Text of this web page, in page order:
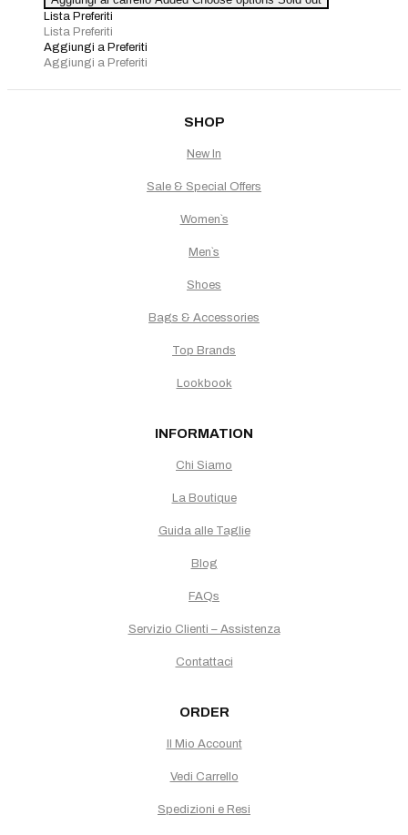
€278,00.€222,40.
Joseph
Ribkoff
quantità
Lista Preferiti
Lista Preferiti
Aggiungi a Preferiti
Aggiungi a Preferiti
SHOP
New In
Sale & Special Offers
Women`s
Men`s
Shoes
Bags & Accessories
Top Brands
Lookbook
INFORMATION
Chi Siamo
La Boutique
Guida alle Taglie
Blog
FAQs
Servizio Clienti – Assistenza
Contattaci
ORDER
Il Mio Account
Vedi Carrello
Spedizioni e Resi